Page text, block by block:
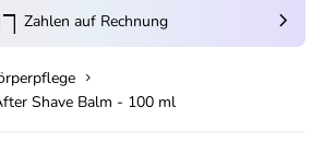
In den Warenkorb legen
Tab/Fenster)
Zahlen auf Rechnung chevron_right
chevron_right
Shave Balm - 100 ml